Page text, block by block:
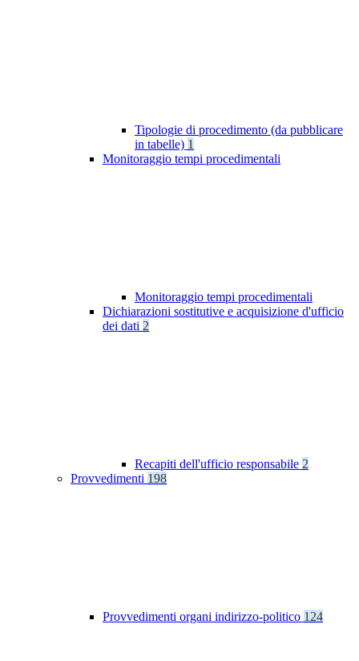
Tipologie di procedimento (da pubblicare
in tabelle) 1
Monitoraggio tempi procedimentali
Monitoraggio tempi procedimentali
Dichiarazioni sostitutive e acquisizione d'ufficio
dei dati 2
Recapiti dell'ufficio responsabile 2
Provvedimenti 198
Provvedimenti organi indirizzo-politico 124